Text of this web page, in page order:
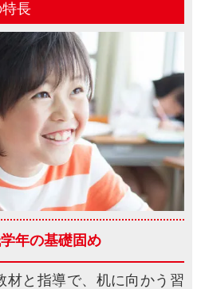
長
年の基礎固め
材と指導で、机に向かう習